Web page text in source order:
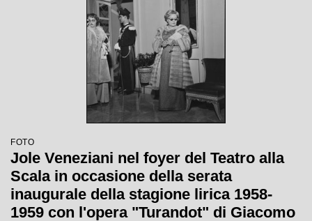
FOTO
Jole Veneziani nel foyer del Teatro alla
Scala in occasione della serata
inaugurale della stagione lirica 1958-
1959 con l'opera "Turandot" di Giacomo